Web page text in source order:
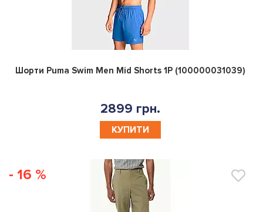
0
Шорти Puma Swim Men Mid Shorts 1P (100000031039)
2899 грн.
КУПИТИ
- 16 %